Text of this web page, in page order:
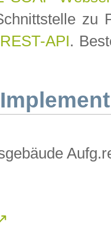
zu
REST-API.